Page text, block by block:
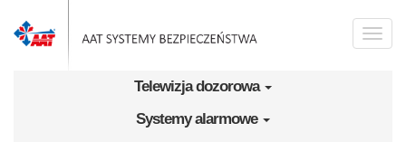
Toggle
Telewizja dozorowa
Systemy alarmowe